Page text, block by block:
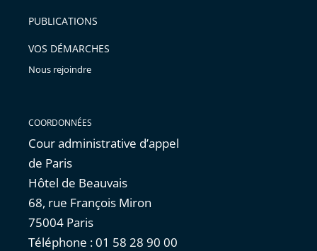
avant
PUBLICATIONS
VOS DÉMARCHES
Nous rejoindre
COORDONNÉES
Cour administrative d’appel
de Paris
Hôtel de Beauvais
68, rue François Miron
75004 Paris
Téléphone : 01 58 28 90 00